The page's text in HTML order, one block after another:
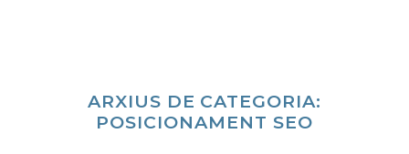
ARXIUS DE CATEGORIA:
POSICIONAMENT SEO